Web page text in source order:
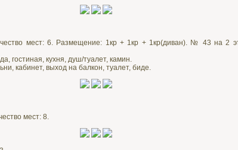
мест: 6. Размещение: 1кр + 1кр + 1кр(диван). № 43 на 2
гостиная, кухня, душ/туалет, камин.
кабинет, выход на балкон, туалет, биде.
мест: 8.